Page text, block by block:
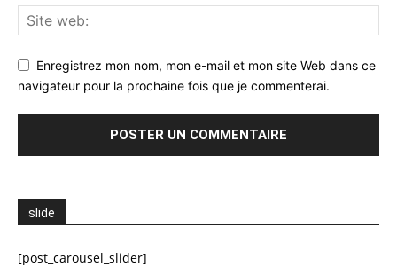
Enregistrez mon nom, mon e-mail et mon site Web dans ce
navigateur pour la prochaine fois que je commenterai.
slide
[post_carousel_slider]